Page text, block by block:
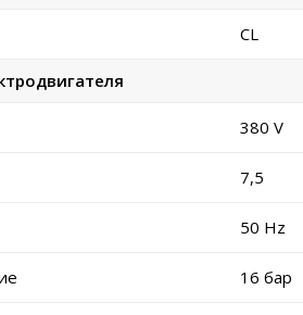
CL
380 V
7,5
50 Hz
16 бар